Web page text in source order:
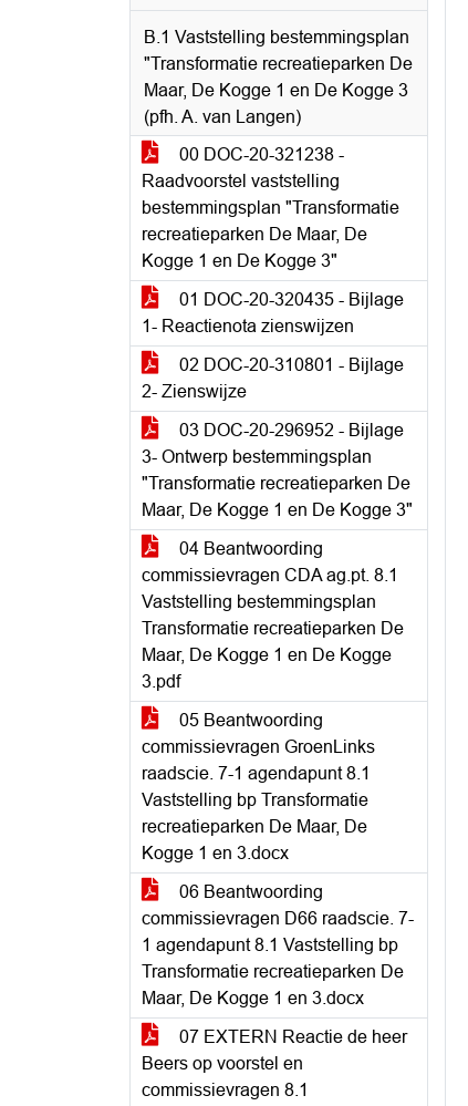
B.1 Vaststelling bestemmingsplan
"Transformatie recreatieparken De
Maar, De Kogge 1 en De Kogge 3
(pfh. A. van Langen)
00 DOC-20-321238 -
Raadvoorstel vaststelling
bestemmingsplan "Transformatie
recreatieparken De Maar, De
Kogge 1 en De Kogge 3"
01 DOC-20-320435 - Bijlage
1- Reactienota zienswijzen
02 DOC-20-310801 - Bijlage
2- Zienswijze
03 DOC-20-296952 - Bijlage
3- Ontwerp bestemmingsplan
"Transformatie recreatieparken De
Maar, De Kogge 1 en De Kogge 3"
04 Beantwoording
commissievragen CDA ag.pt. 8.1
Vaststelling bestemmingsplan
Transformatie recreatieparken De
Maar, De Kogge 1 en De Kogge
3.pdf
05 Beantwoording
commissievragen GroenLinks
raadscie. 7-1 agendapunt 8.1
Vaststelling bp Transformatie
recreatieparken De Maar, De
Kogge 1 en 3.docx
06 Beantwoording
commissievragen D66 raadscie. 7-
1 agendapunt 8.1 Vaststelling bp
Transformatie recreatieparken De
Maar, De Kogge 1 en 3.docx
07 EXTERN Reactie de heer
Beers op voorstel en
commissievragen 8.1